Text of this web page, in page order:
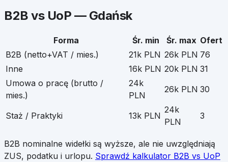
B2B vs UoP — Gdańsk
Forma Śr. min Śr. max Ofert
B2B (netto+VAT / mies.)
21k PLN 26k PLN 76
Inne
16k PLN 20k PLN 31
Umowa o pracę (brutto /
mies.)
24k
PLN
26k PLN 30
Staż / Praktyki 13k PLN
24k
PLN
3
B2B nominalne widełki są wyższe, ale nie uwzględniają
ZUS, podatku i urlopu. Sprawdź kalkulator B2B vs UoP